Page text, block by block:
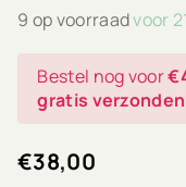
9 op voorraadvoor
Bestel nog voor
gratis verzonden
€38,00